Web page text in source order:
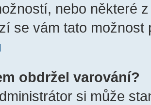
nebo některé
se vám tato
obdržel varování?
si může